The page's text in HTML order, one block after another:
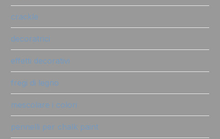
crackle
decoratrici
effetti decorativi
fregi di legno
mescolare i colori
pennelli per chalk paint